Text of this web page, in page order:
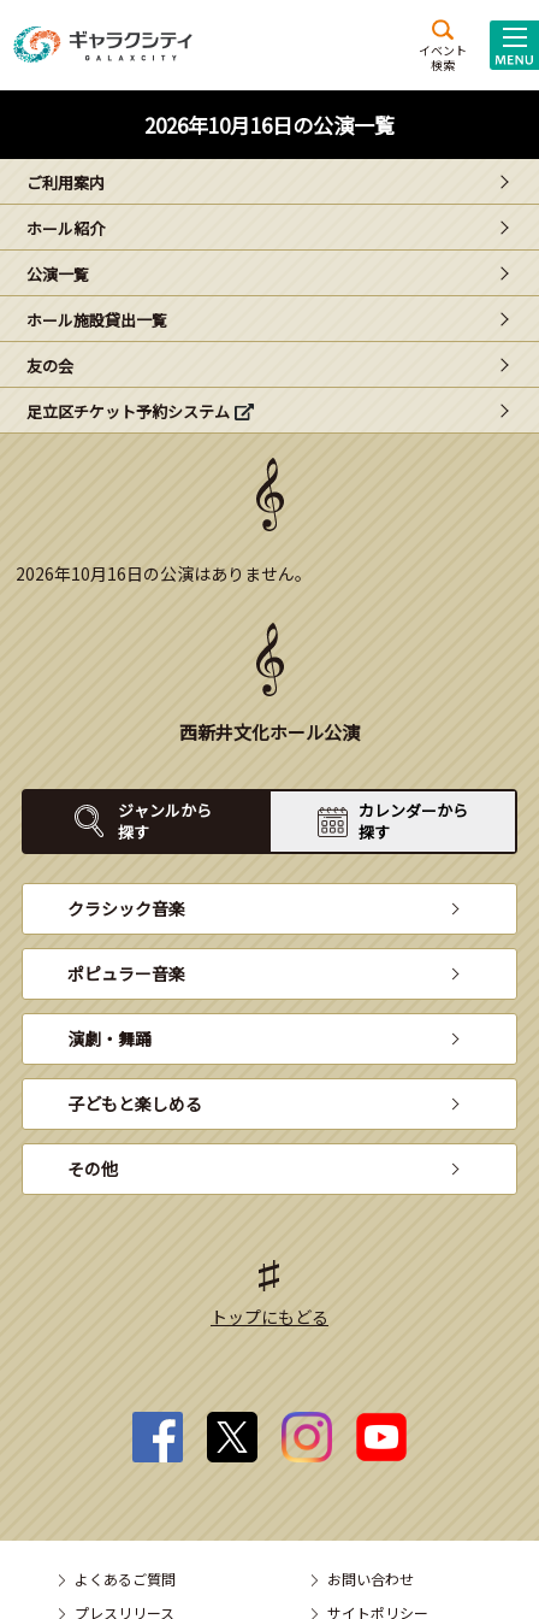
イベント
検索
施設案内
西新井
文化ホール
ギャラクシティとは
こどもみーてぃんぐ
Gがくえん
ブランドからのお知らせ
2026年10月16日の公演一覧
ご利用案内
ホール紹介
公演一覧
ホール施設貸出一覧
友の会
足立区チケット予約システム
2026年10月16日の公演はありません。
西新井文化ホール公演
ジャンルから
探す
カレンダーから
探す
クラシック音楽
ポピュラー音楽
演劇・舞踊
子どもと楽しめる
その他
トップにもどる
よくあるご質問
お問い合わせ
プレスリリース
サイトポリシー